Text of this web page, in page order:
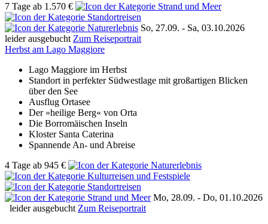
7 Tage ab 1.570 €
So, 27.09. - Sa, 03.10.2026
leider ausgebucht Zum Reiseportrait
Herbst am Lago Maggiore
Lago Maggiore im Herbst
Standort in perfekter Südwestlage mit großartigen Blicken
über den See
Ausflug Ortasee
Der »heilige Berg« von Orta
Die Borromäischen Inseln
Kloster Santa Caterina
Spannende An- und Abreise
4 Tage ab 945 €
Mo, 28.09. - Do, 01.10.2026
leider ausgebucht Zum Reiseportrait